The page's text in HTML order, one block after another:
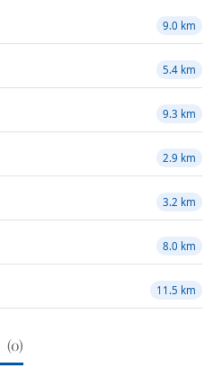
9.0 km
5.4 km
9.3 km
2.9 km
3.2 km
8.0 km
11.5 km
(0)